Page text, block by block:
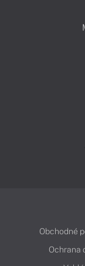
Obchodné
Ochrana